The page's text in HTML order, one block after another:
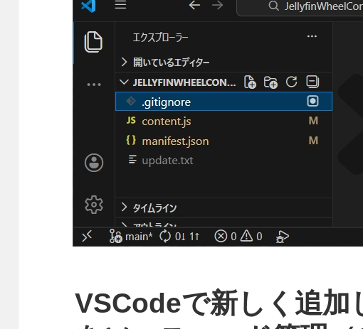
VSCodeで新しく追加